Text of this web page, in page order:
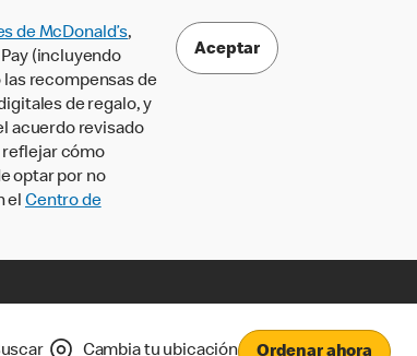
de McDonald’s,
(incluyendo
recompensas de
de regalo, y
acuerdo revisado
cómo
optar por no
el Centro de
Aceptar
Cambia tu ubicación Ordenar ahora